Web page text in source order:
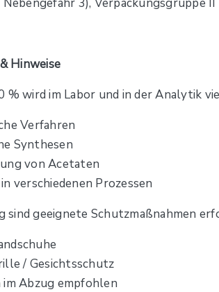
Hinweise
% wird im Labor und in der Analytik
Verfahren
Synthesen
von Acetaten
verschiedenen Prozessen
sind geeignete Schutzmaßnahmen
/ Gesichtsschutz
Abzug empfohlen